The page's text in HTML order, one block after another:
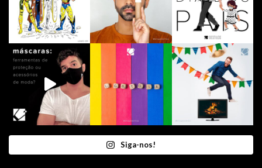
Siga-nos!